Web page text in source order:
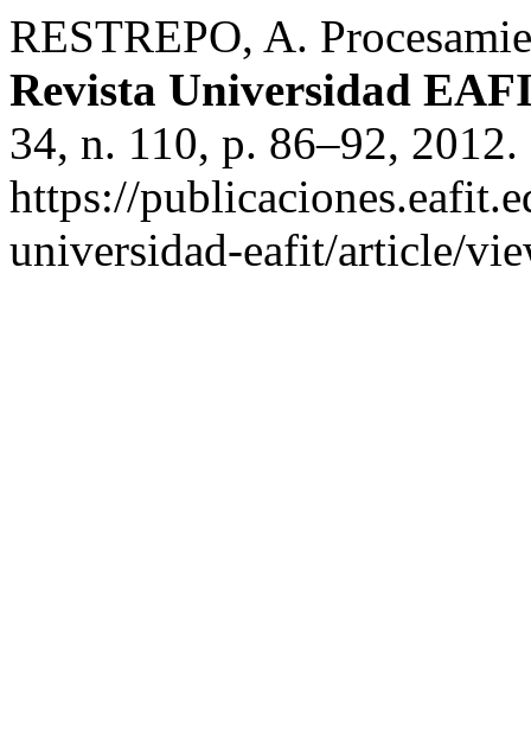
RESTREPO, A.
Revista Universidad
34, n. 110, p. 86–92,
https://
universidad-eafit/article/